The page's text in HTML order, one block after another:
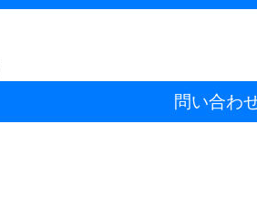
問い合わ